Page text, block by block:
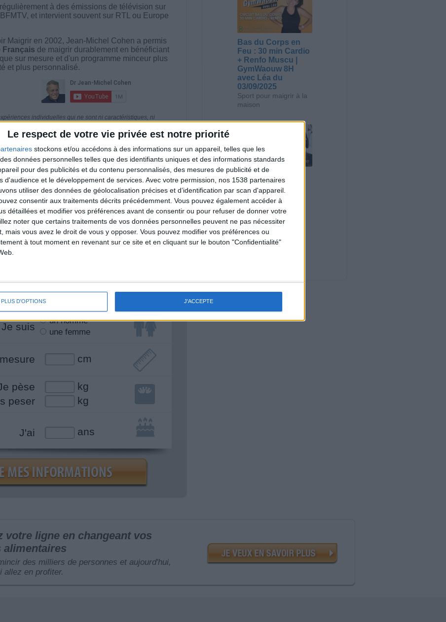
Le respect de votre vie privée est notre priorité
stockons et/ou accédons à des informations sur un appareil, telles que les
données personnelles telles que des identifiants uniques et des informations standards
pour des publicités et du contenu personnalisés, des mesures de publicité et de
d'audience et le développement de services. Avec votre permission, nos 1538 partenaires
utiliser des données de géolocalisation précises et d’identification par scan d'appareil.
consentir aux traitements décrits précédemment. Vous pouvez également accéder à
détaillées et modifier vos préférences avant de consentir ou pour refuser de donner votre
noter que certains traitements de vos données personnelles peuvent ne pas nécessiter
mais vous avez le droit de vous y opposer. Vous pouvez modifier vos préférences ou
à tout moment en revenant sur ce site et en cliquant sur le bouton "Confidentialité"
PLUS D'OPTIONS J'ACCEPTE
à des émissions de télévision sur
et intervient souvent sur RTL ou Europe
Maigrir en 2002, Jean-Michel Cohen a permis
Français de maigrir durablement en bénéficiant
sur mesure et d'un programme minceur plus
et plus personnalisé.
individuelles qui ne sont ni caractéristiques, ni
de rééquilibrage alimentaire, des plans de repas contrôlés et
pour perdre du poids à long terme. Demandez
d'entreprendre un régime amincissant, un programme
Motivation Voir tout
et de la Communauté Savoir Maigrir vous
rapprocher sereinement de votre objectif
minceur(env. 2 min)
Je suis
un homme
une femme
cm
pèse
kg
peser
kg
J'ai ans
Bas du Corps en
Feu : 30 min Cardio
+ Renfo Muscu |
GymWaouw 8H
avec Léa du
03/09/2025
Sport pour maigrir à la
maison
Le plan à 1600
calories est-il trop
copieux ?
Consultation
diététique du
03/08/2026
Webinaires en direct
votre ligne en changeant vos
alimentaires
des milliers de personnes et aujourd'hui,
allez en profiter.